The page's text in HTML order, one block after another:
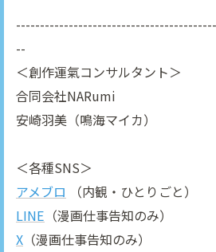
--
＜創作運氣コンサルタント＞
合同会社NARumi
安崎羽美（鳴海マイカ）
＜各種SNS＞
アメブロ
（内観・ひとりごと）
LINE （漫画仕事告知のみ）
X （漫画仕事告知のみ）